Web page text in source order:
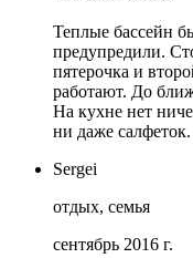
Теплые бассейн
предупредили.
пятерочка и
работают. До
На кухне нет
ни даже салфеток.
Sergei
отдых, семья
сентябрь 2016 г.